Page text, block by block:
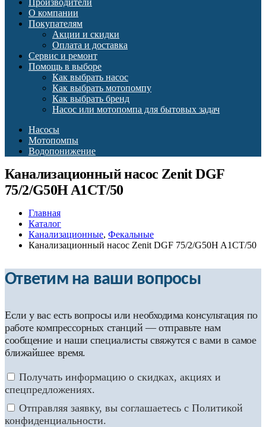
О компании
Покупателям
Акции и скидки
Оплата и доставка
Сервис и ремонт
Помощь в выборе
Как выбрать насос
Как выбрать мотопомпу
Как выбрать бренд
Насос или мотопомпа для бытовых задач
Насосы
Мотопомпы
Водопонижение
Канализационный насос Zenit DGF
75/2/G50H A1CT/50
Главная
Каталог
Канализационные, Фекальные
Канализационный насос Zenit DGF 75/2/G50H A1CT/50
Ответим на ваши вопросы
Если у вас есть вопросы или необходима консультация по
работе компрессорных станций — отправьте нам
сообщение и наши специалисты свяжутся с вами в самое
ближайшее время.
Получать информацию о скидках, акциях и
спецпредложениях.
Отправляя заявку, вы соглашаетесь с Политикой
конфиденциальности.